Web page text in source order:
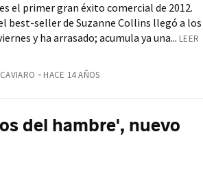
el primer gran éxito comercial de 2012.
best-seller de Suzanne Collins llegó a los
y ha arrasado; acumula ya una... LEER
HACE 14 AÑOS
del hambre', nuevo